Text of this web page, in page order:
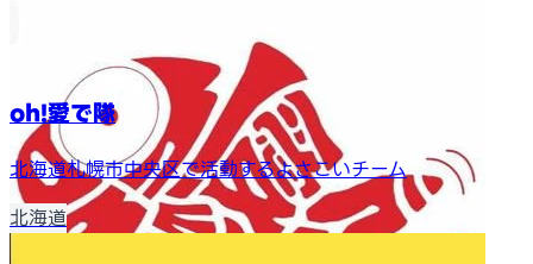
oh!愛で隊
北海道札幌市中央区で活動するよさこいチーム
北海道